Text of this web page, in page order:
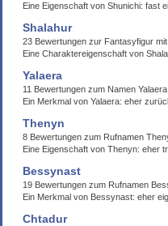
Eine Eigenschaft von Shunichi: fast
Shalahur
23 Bewertungen zur Fantasyfigur
Eine Charaktereigenschaft von
Yalaera
11 Bewertungen zum Namen Yalaera
Ein Merkmal von Yalaera: eher
Thenyn
8 Bewertungen zum Rufnamen
Eine Eigenschaft von Thenyn: eher
Bessynast
19 Bewertungen zum Rufnamen
Ein Merkmal von Bessynast: eher
Chtadur